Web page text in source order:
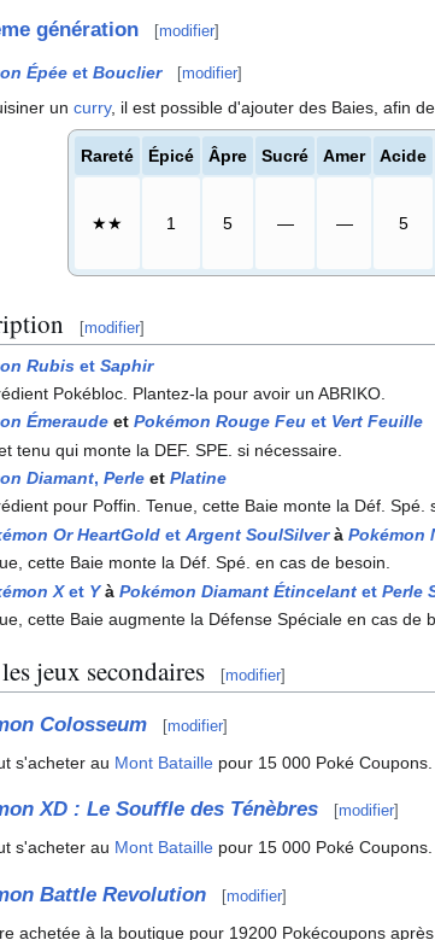
génération [modifier]
Épée et Bouclier [modifier]
un curry, il est possible d'ajouter des Baies, afin
Rareté Épicé Âpre Sucré Amer Acide
★★ 1 5 — — 5
[modifier]
Rubis et Saphir
Pokébloc. Plantez-la pour avoir un ABRIKO.
Émeraude et Pokémon Rouge Feu et Vert Feuille
tenu qui monte la DEF. SPE. si nécessaire.
Diamant, Perle et Platine
pour Poffin. Tenue, cette Baie monte la Déf. Spé.
Or HeartGold et Argent SoulSilverà Pokémon
cette Baie monte la Déf. Spé. en cas de besoin.
Xet Yà Pokémon Diamant Étincelant et Perle
cette Baie augmente la Défense Spéciale en cas de
jeux secondaires [modifier]
Colosseum [modifier]
s'acheter au Mont Bataille pour 15 000 Poké Coupons.
XD : Le Souffle des Ténèbres [modifier]
s'acheter au Mont Bataille pour 15 000 Poké Coupons.
Battle Revolution [modifier]
achetée à la boutique pour 19200 Pokécoupons